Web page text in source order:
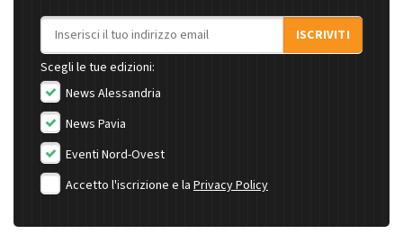
Indirizzo email
ISCRIVITI
Scegli le tue edizioni:
News Alessandria
News Pavia
Eventi Nord-Ovest
Accetto l'iscrizione e la Privacy Policy